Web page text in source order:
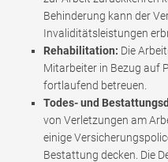
Behinderung kann der
Invaliditätsleistungen
Rehabilitation: Die
Mitarbeiter in Bezug auf
fortlaufend betreuen.
Todes- und
von Verletzungen am
einige
Bestattung decken. Die